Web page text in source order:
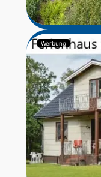
Werbung